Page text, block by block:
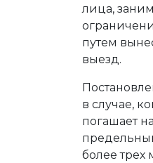
лица,
путем
выезд.
в случае,
погашает
более трех